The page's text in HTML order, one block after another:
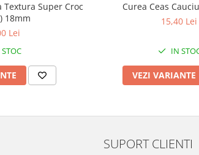
Textura Super Croc
18mm
Lei
Curea Ceas
15,40 Lei
IN
VEZI VARIANTE
SUPORT CLIENTI